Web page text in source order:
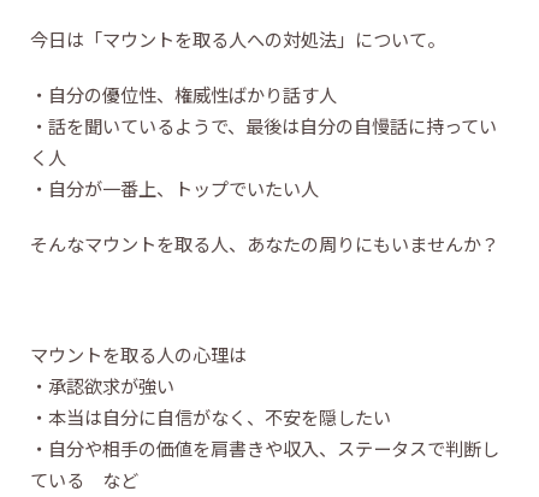
今日は「マウントを取る人への対処法」について。
・自分の優位性、権威性ばかり話す人
・話を聞いているようで、最後は自分の自慢話に持ってい
く人
・自分が一番上、トップでいたい人
そんなマウントを取る人、あなたの周りにもいませんか？
マウントを取る人の心理は
・承認欲求が強い
・本当は自分に自信がなく、不安を隠したい
・自分や相手の価値を肩書きや収入、ステータスで判断し
ている など